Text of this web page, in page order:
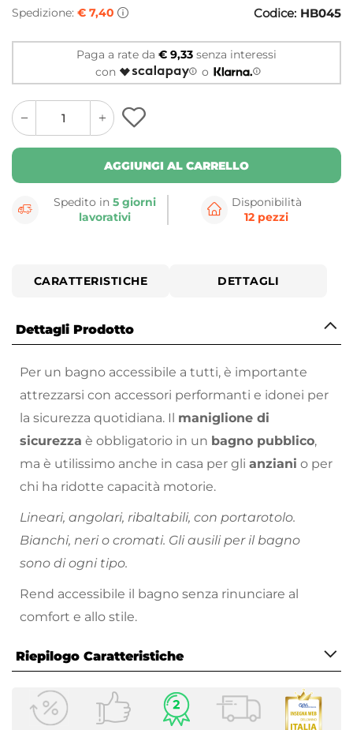
Spedizione: € 7,40 Codice: HB045
Paga a rate da € 9,33 senza interessi
con
o
quantity
button
quantity
minus
button
AGGIUNGI AL CARRELLO
Spedito in5 giorni
lavorativi
Disponibilità
12 pezzi
CARATTERISTICHE DETTAGLI
Dettagli Prodotto
Per un bagno accessibile a tutti, è importante
attrezzarsi con accessori performanti e idonei per
la sicurezza quotidiana. Il maniglione di
sicurezza è obbligatorio in un bagno pubblico,
ma è utilissimo anche in casa per gli anziani o per
chi ha ridotte capacità motorie.
Lineari, angolari, ribaltabili, con portarotolo.
Bianchi, neri o cromati. Gli ausili per il bagno
sono di ogni tipo.
Rend accessibile il bagno senza rinunciare al
comfort e allo stile.
Riepilogo Caratteristiche
Caratteristiche
Tipologia